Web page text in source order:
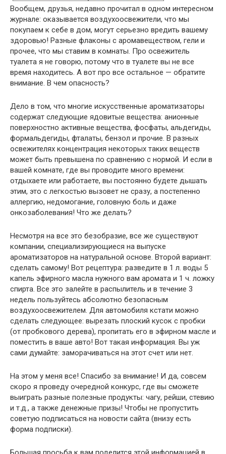
Вообщем, друзья, недавно прочитал в одном интересном
журнале: оказывается воздухоосвежители, что мы
покупаем к себе в дом, могут серьезно вредить вашему
здоровью! Разные флаконы с аромавеществом, гели и
прочее, что мы ставим в комнаты. Про освежитель
туалета я не говорю, потому что в туалете вы не все
время находитесь. А вот про все остальное — обратите
внимание. В чем опасность?
Дело в том, что многие искусственные ароматизаторы
содержат следующие ядовитые вещества: анионные
поверхностно активные вещества, фосфаты, альдегиды,
формальдегиды, фталаты, бензол и прочие. В разных
освежителях концентрация некоторых таких веществ
может быть превышена по сравнению с нормой. И если в
вашей комнате, где вы проводите много времени:
отдыхаете или работаете, вы постоянно будете дышать
этим, это с легкостью вызовет не сразу, а постепенно
аллергию, недомогание, головную боль и даже
онкозаболевания! Что же делать?
Несмотря на все это безобразие, все же существуют
компании, специализирующиеся на выпуске
ароматизаторов на натуральной основе. Второй вариант:
сделать самому! Вот рецептура: разведите в 1 л. воды 5
капель эфирного масла нужного вам аромата и 1 ч. ложку
спирта. Все это залейте в распылитель и в течение 3
недель пользуйтесь абсолютно безопасным
воздухоосвежителем. Для автомобиля кстати можно
сделать следующее: вырезать плоский кусок с пробки
(от пробкового дерева), пропитать его в эфирном масле и
поместить в ваше авто! Вот такая информация. Вы уж
сами думайте: заморачиваться на этот счет или нет.
На этом у меня все! Спасибо за внимание! И да, совсем
скоро я проведу очередной конкурс, где вы сможете
выиграть разные полезные продукты: чагу, рейши, стевию
и т.д., а также денежные призы! Чтобы не пропустить
советую подписаться на новости сайта (внизу есть
форма подписки).